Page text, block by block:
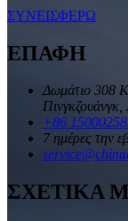
ΣΥΝΕΙΣΦΕΡΩ
ΕΠΑΦΗ
Δωμάτιο 308
+86
7 ημέρες την
ΣΧΕΤΙΚΑ